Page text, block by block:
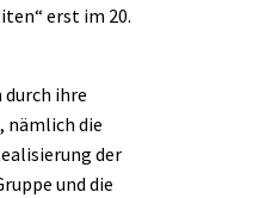
erst im 20.
ihre
nämlich die
der
und die